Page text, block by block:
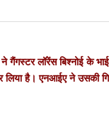
ने गैंगस्टर लॉरेंस बिश्नोई
लिया है। एनआईए ने